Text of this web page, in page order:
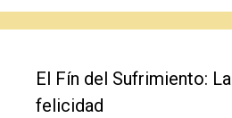
El Fín del Sufrimiento:
felicidad